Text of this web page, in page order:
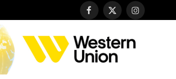
Facebook
X
Instagram